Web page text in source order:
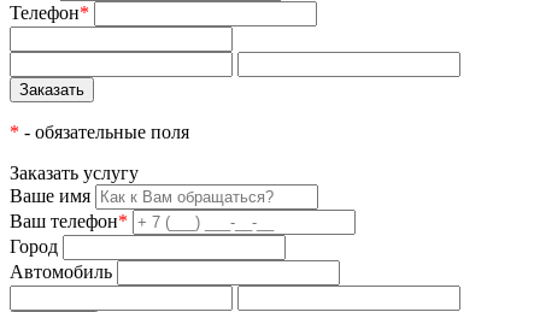
Телефон*
* - обязательные поля
Заказать услугу
Ваше имя
Ваш телефон*
Город
Автомобиль